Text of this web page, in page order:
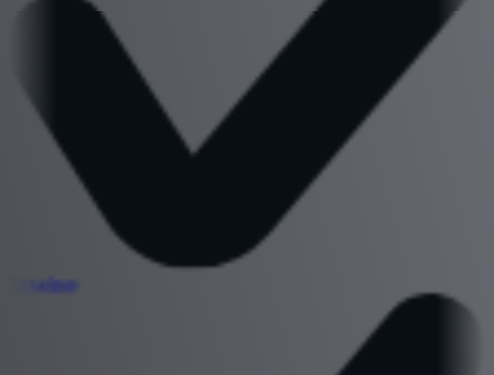
Betaalpas